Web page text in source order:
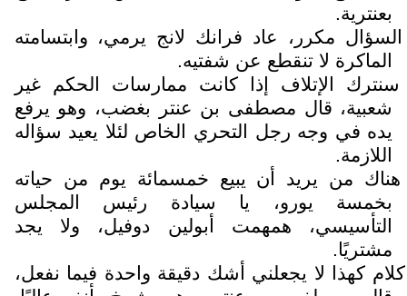
بعنترية.
السؤال مكرر، عاد فرانك لانج يرمي، وابتسامته
الماكرة لا تنقطع عن شفتيه.
سنترك الإتلاف إذا كانت ممارسات الحكم غير
شعبية، قال مصطفى بن عنتر بغضب، وهو يرفع
يده في وجه رجل التحري الخاص لئلا يعيد سؤاله
اللازمة.
هناك من يريد أن يبيع خمسمائة يوم من حياته
بخمسة يورو، يا سيادة رئيس المجلس
التأسيسي، همهمت أبولين دوفيل، ولا يجد
مشتريًا.
كلام كهذا لا يجعلني أشك دقيقة واحدة فيما نفعل،